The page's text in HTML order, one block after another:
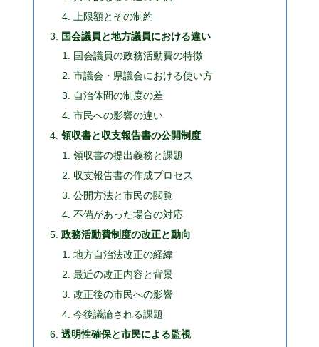
上限額とその制約
国会議員と地方議員における違い
国会議員の政務活動費の特徴
市議会・県議会における使い方
自治体間の制度の差
市民への影響の違い
領収書と収支報告書の公開制度
領収書の提出義務と課題
収支報告書の作成プロセス
公開方法と市民の閲覧
不備があった場合の対応
政務活動費制度の改正と動向
地方自治法改正の経緯
最近の改正内容と背景
改正後の市民への影響
今後議論される課題
透明性確保と市民による監視